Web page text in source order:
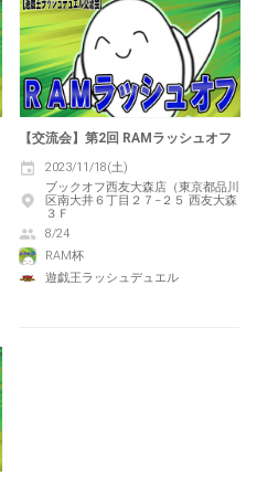
【交流会】第2回 RAMラッシュオフ
2023/11/18(土)
ブックオフ西友大森店（東京都品川
区南大井６丁目２７−２５ 西友大森
３Ｆ
8/24
RAM杯
遊戯王ラッシュデュエル